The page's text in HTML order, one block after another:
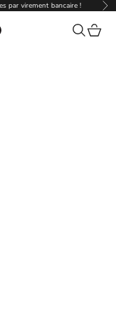
par virement bancaire !
Recherche
Panier